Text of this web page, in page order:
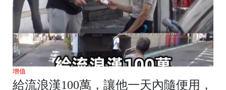
增值
給流浪漢100萬，讓他一天內隨便用，